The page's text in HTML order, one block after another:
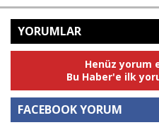
YORUMLAR
Henüz yorum
Bu Haber'e ilk
FACEBOOK YORUM